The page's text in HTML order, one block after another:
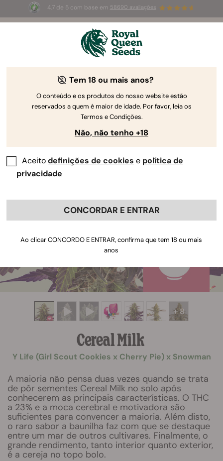
4.7 de 5 com base em 58690 avaliações
3 sementes White Widow Auto
+ 8
Cereal Milk
Y Life (Girl Scout Cookies x Cherry Pie) x Snowman
A maioria não pensa duas vezes quando se trata
de pôr sementes Cereal Milk no solo após
conhecerem as principais características. O THC
a 23% e a moca cerebral e motivadora são
suficientes para convencer a maioria. Além disto,
o raro sabor a baunilha faz com que se destaque
entre um mar de outros cultivares. Finalmente, o
grande rendimento, tanto interior quanto exterior,
é a cereja no topo bolo.
Tem 18 ou mais anos?
O conteúdo e os produtos do nosso website estão
reservados a quem é maior de idade. Por favor, leia os
Termos e Condições.
Não, não tenho +18
Aceitodefinições de cookies e política de
privacidade
CONCORDAR E ENTRAR
Ao clicar CONCORDO E ENTRAR, confirma que tem 18 ou mais
anos